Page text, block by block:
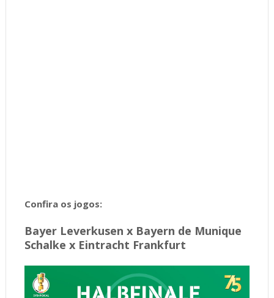
Confira os jogos:
Bayer Leverkusen x Bayern de Munique
Schalke x Eintracht Frankfurt